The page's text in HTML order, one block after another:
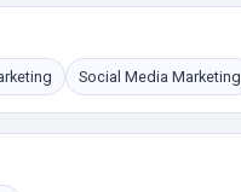
Social Media Marketing